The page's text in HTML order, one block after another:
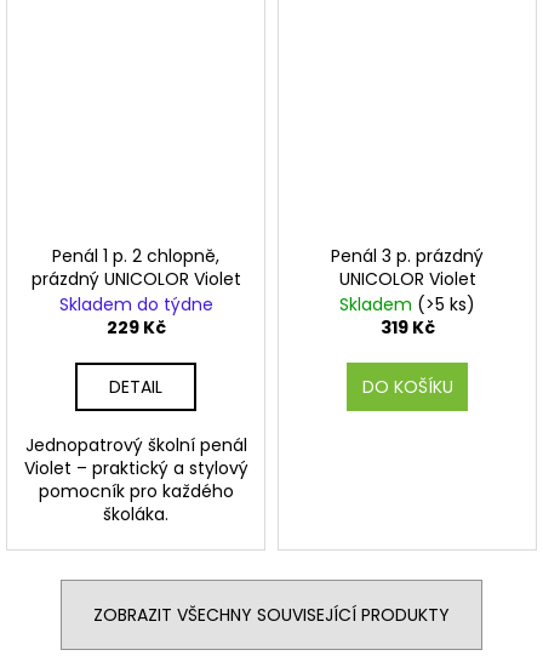
Penál 1 p. 2 chlopně,
prázdný UNICOLOR Violet
Skladem do týdne
229 Kč
DETAIL
Jednopatrový školní penál
Violet – praktický a stylový
pomocník pro každého
školáka.
Penál 3 p. prázdný
UNICOLOR Violet
Skladem (>5 ks)
319 Kč
DO KOŠÍKU
ZOBRAZIT VŠECHNY SOUVISEJÍCÍ PRODUKTY